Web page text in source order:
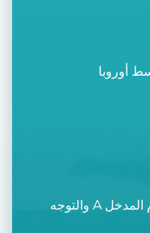
إذا كنت تزورنا، يرجى استخدام المدخل A والتوجه